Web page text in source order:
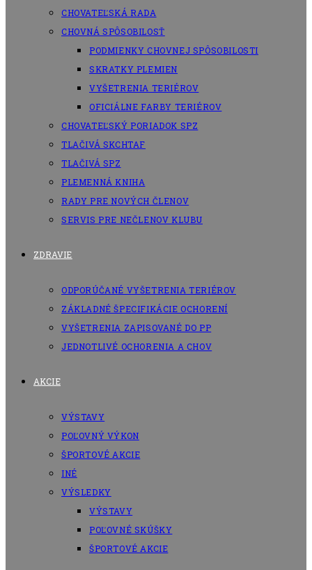
CHOVATEĽSKÁ RADA
CHOVNÁ SPÔSOBILOSŤ
PODMIENKY CHOVNEJ SPÔSOBILOSTI
SKRATKY PLEMIEN
VYŠETRENIA TERIÉROV
OFICIÁLNE FARBY TERIÉROV
CHOVATEĽSKÝ PORIADOK SPZ
TLAČIVÁ SKCHTAF
TLAČIVÁ SPZ
PLEMENNÁ KNIHA
RADY PRE NOVÝCH ČLENOV
SERVIS PRE NEČLENOV KLUBU
ZDRAVIE
ODPORÚČANÉ VYŠETRENIA TERIÉROV
ZÁKLADNÉ ŠPECIFIKÁCIE OCHORENÍ
VYŠETRENIA ZAPISOVANÉ DO PP
JEDNOTLIVÉ OCHORENIA A CHOV
AKCIE
VÝSTAVY
POĽOVNÝ VÝKON
ŠPORTOVÉ AKCIE
INÉ
VÝSLEDKY
VÝSTAVY
POĽOVNÉ SKÚŠKY
ŠPORTOVÉ AKCIE